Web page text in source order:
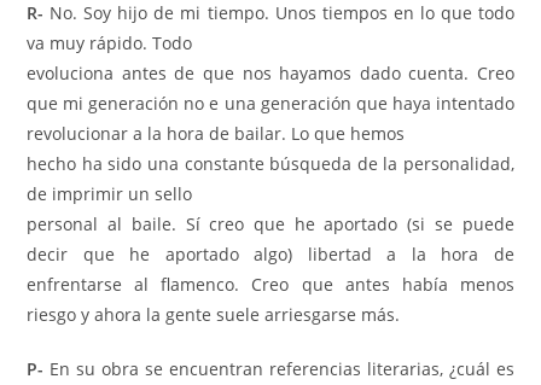
R- No. Soy hijo de mi tiempo. Unos tiempos en lo que todo
va muy rápido. Todo
evoluciona antes de que nos hayamos dado cuenta. Creo
que mi generación no e una generación que haya intentado
revolucionar a la hora de bailar. Lo que hemos
hecho ha sido una constante búsqueda de la personalidad,
de imprimir un sello
personal al baile. Sí creo que he aportado (si se puede
decir que he aportado algo) libertad a la hora de
enfrentarse al flamenco. Creo que antes había menos
riesgo y ahora la gente suele arriesgarse más.
P- En su obra se encuentran referencias literarias, ¿cuál es